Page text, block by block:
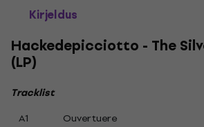
Kirjeldus
Hackedepicciotto - The
(LP)
Tracklist
A1
Ouvertuere